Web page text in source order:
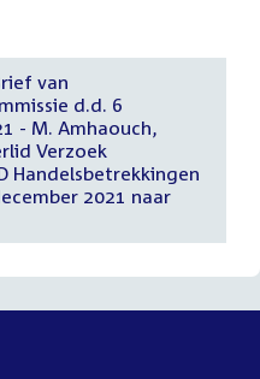
van
d.d. 6
- M. Amhaouch,
Verzoek
Handelsbetrekkingen
2021 naar